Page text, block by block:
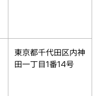
東京都千代田区内神
田一丁目1番14号